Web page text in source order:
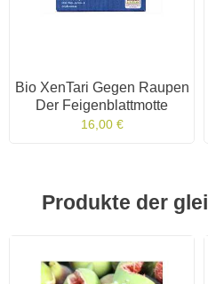
Bio XenTari Gegen Raupen
Der Feigenblattmotte
16,00 €
Produkte der